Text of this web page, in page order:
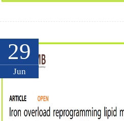
29
Jun